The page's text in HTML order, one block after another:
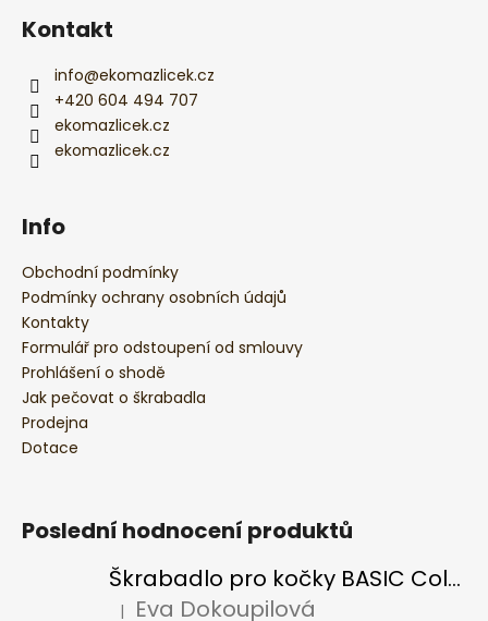
Kontakt
info@ekomazlicek.cz
+420 604 494 707
ekomazlicek.cz
ekomazlicek.cz
Info
Obchodní podmínky
Podmínky ochrany osobních údajů
Kontakty
Formulář pro odstoupení od smlouvy
Prohlášení o shodě
Jak pečovat o škrabadla
Prodejna
Dotace
Poslední hodnocení produktů
Škrabadlo pro kočky BASIC Colour
| Eva Dokoupilová